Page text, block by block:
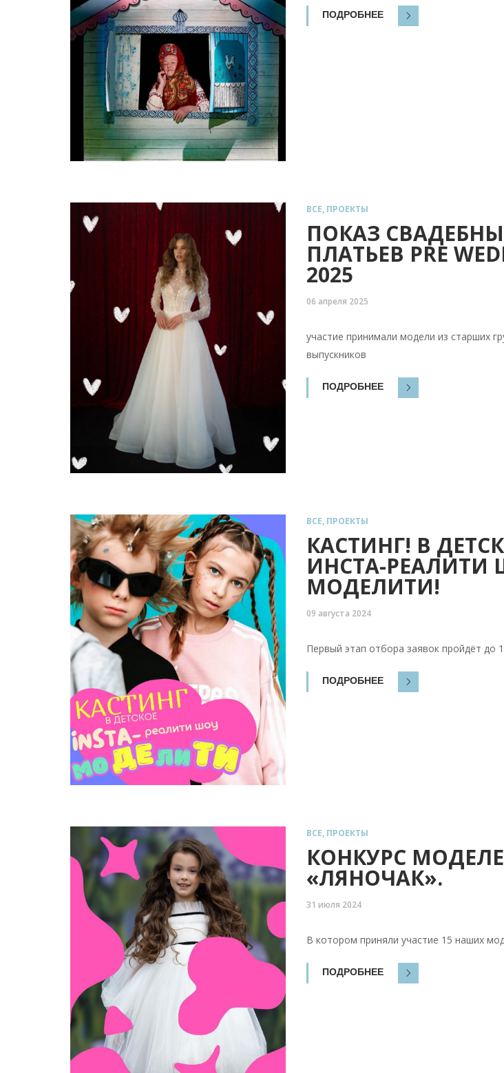
ПОДРОБНЕЕ
ВСЕ, ПРОЕКТЫ
ПОКАЗ
ПЛАТЬЕВ PRE
2025
06 апреля 2025
участие принимали модели из старших
выпускников
ПОДРОБНЕЕ
ВСЕ, ПРОЕКТЫ
КАСТИНГ! В
ИНСТА-РЕАЛИТИ
МОДЕЛИТИ!
09 августа 2024
Первый этап отбора заявок пройдёт до
ПОДРОБНЕЕ
ВСЕ, ПРОЕКТЫ
КОНКУРС
«ЛЯНОЧАК».
31 июля 2024
В котором приняли участие 15 наших
ПОДРОБНЕЕ